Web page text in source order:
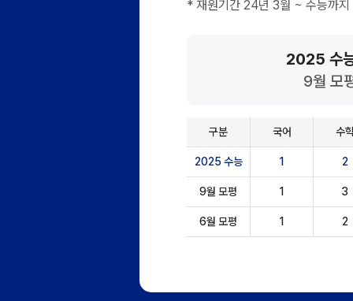
* 재원기간 24년 3월 ~ 수능까지
2025 수
9월 모
구분 국어 수
2025 수능 1 2
9월 모평 1 3
6월 모평 1 2